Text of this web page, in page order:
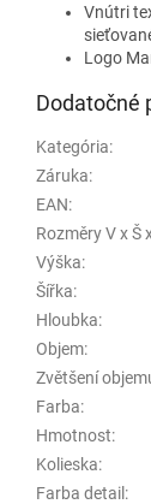
Vnútri
Logo
Dodatočné
Kategória:
Záruka:
EAN:
Rozměry V x Š
Výška:
Šířka:
Hloubka:
Objem:
Zvětšení
Farba:
Hmotnost:
Kolieska:
Farba detail :